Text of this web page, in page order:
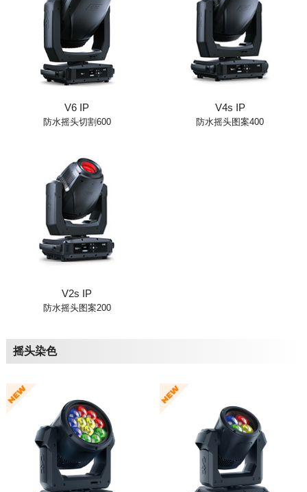
V6 IP
防水摇头切割600
V4s IP
防水摇头图案400
V2s IP
防水摇头图案200
摇头染色